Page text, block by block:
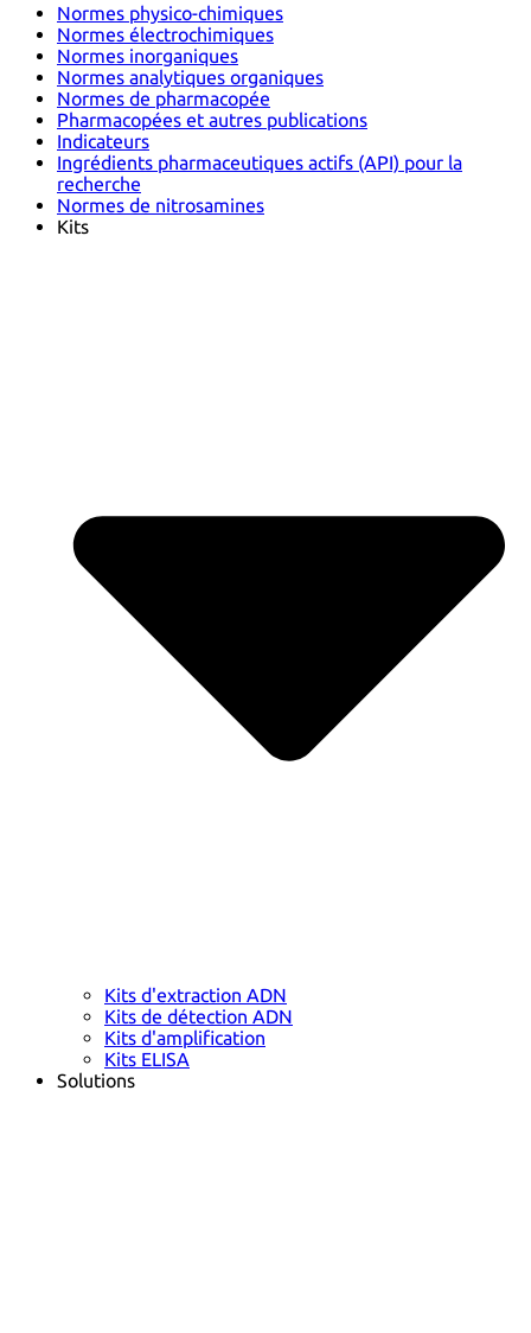
Normes physico-chimiques
Normes électrochimiques
Normes inorganiques
Normes analytiques organiques
Normes de pharmacopée
Pharmacopées et autres publications
Indicateurs
Ingrédients pharmaceutiques actifs (API) pour la
recherche
Normes de nitrosamines
Kits
Kits d'extraction ADN
Kits de détection ADN
Kits d'amplification
Kits ELISA
Solutions